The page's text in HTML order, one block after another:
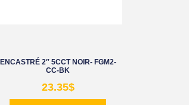
ENCASTRÉ 2″ 5CCT NOIR- FGM2-
CC-BK
23.35$